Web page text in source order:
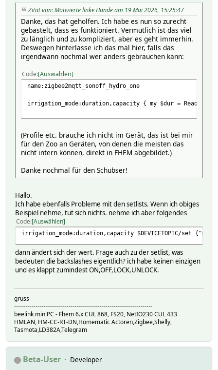
attr DEVICE model zigbee2mqtt_sonoff_hydro_one
setreading DEVICE attrTemplateVersion 20260510_24
Zitat von: Motivierte linke Hände am 19 Mai 2026, 15:25:47
Danke, das hat geholfen. Ich habe es nun so zurecht
gebastelt, dass es funktioniert. Vermutlich ist das viel
zu länglich und zu kompliziert, aber es geht immerhin.
Deswegen hinterlasse ich das mal hier, falls das
irgendwann nochmal wer anders gebrauchen kann:
Code Auswählen
name:zigbee2mqtt_sonoff_hydro_one
irrigation_mode:duration,capacity { my $dur =
(Profile etc. brauche ich nicht im Gerät, das ist bei mir
für den Zoo an Geräten, von denen die meisten das
nicht intern können, direkt in FHEM abgebildet.)
Danke nochmal für den Schubser!
Hallo.
Ich habe ebenfalls Probleme mit den setlists. Wenn ich obiges
Beispiel nehme, tut sich nichts. nehme ich aber folgendes
Code Auswählen
irrigation_mode:duration,capacity $DEVICETOPIC/set
dann ändert sich der wert. Frage auch zu der setlist, was
bedeuten die backslashes eigentlich? ich habe keinen einzigen
und es klappt zumindest ON,OFF,LOCK,UNLOCK.
gruss
-----------------------------------------------------------------------
beelink miniPC - Fhem 6.x CUL 868, FS20, NetIO230 CUL 433
HMLAN, HM-CC-RT-DN,Homematic Actoren,Zigbee,Shelly,
Tasmota,LD382A,Telegram
Beta-User
Developer